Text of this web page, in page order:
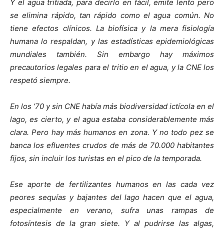
Y el agua tritiada, para decirlo en fácil, emite lento pero
se elimina rápido, tan rápido como el agua común. No
tiene efectos clínicos. La biofísica y la mera fisiología
humana lo respaldan, y las estadísticas epidemiológicas
mundiales también. Sin embargo hay máximos
precautorios legales para el tritio en el agua, y la CNE los
respetó siempre.
En los ’70 y sin CNE había más biodiversidad ictícola en el
lago, es cierto, y el agua estaba considerablemente más
clara. Pero hay más humanos en zona. Y no todo pez se
banca los efluentes crudos de más de 70.000 habitantes
fijos, sin incluir los turistas en el pico de la temporada.
Ese aporte de fertilizantes humanos en las cada vez
peores sequías y bajantes del lago hacen que el agua,
especialmente en verano, sufra unas rampas de
fotosíntesis de la gran siete. Y al pudrirse las algas,